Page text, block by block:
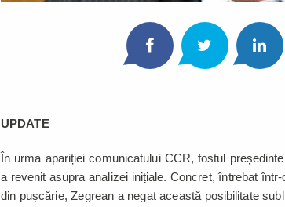
UPDATE
În urma apariției comunicatului CCR, fostul
a revenit asupra analizei inițiale. Concret, întrebat
din pușcărie, Zegrean a negat această posibilitate